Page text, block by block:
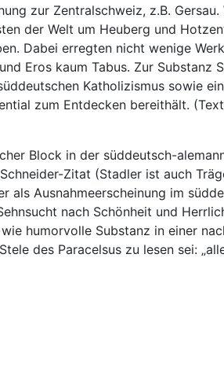
zur Zentralschweiz, z.B.
der Welt um Heuberg und
Dabei erregten nicht wenige
Eros kaum Tabus. Zur Substanz
Katholizismus sowie
zum Entdecken bereithält.
Block in der süddeutsch-
Zitat (Stadler ist auch
Ausnahmeerscheinung im
nach Schönheit und
humorvolle Substanz in einer
des Paracelsus zu lesen sei: